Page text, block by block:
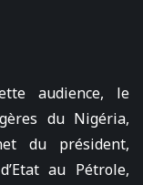
audience, le
du Nigéria,
du président,
au Pétrole,